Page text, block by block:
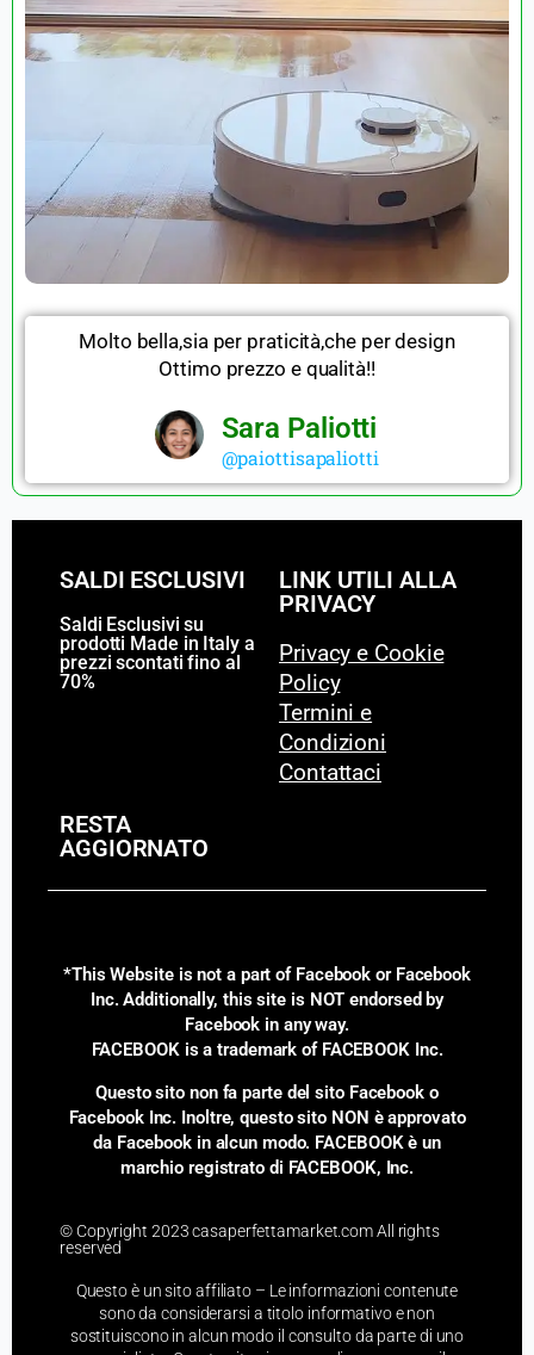
Molto bella,sia per praticità,che per design
Ottimo prezzo e qualità!!
Sara Paliotti
@paiottisapaliotti
SALDI ESCLUSIVI
Saldi Esclusivi su
prodotti Made in Italy a
prezzi scontati fino al
70%
LINK UTILI ALLA
PRIVACY
Privacy e Cookie
Policy
Termini e
Condizioni
Contattaci
RESTA
AGGIORNATO
*This Website is not a part of Facebook or Facebook
Inc. Additionally, this site is NOT endorsed by
Facebook in any way.
FACEBOOK is a trademark of FACEBOOK Inc.
Questo sito non fa parte del sito Facebook o
Facebook Inc. Inoltre, questo sito NON è approvato
da Facebook in alcun modo. FACEBOOK è un
marchio registrato di FACEBOOK, Inc.
© Copyright 2023 casaperfettamarket.com All rights
reserved
Questo è un sito affiliato – Le informazioni contenute
sono da considerarsi a titolo informativo e non
sostituiscono in alcun modo il consulto da parte di uno